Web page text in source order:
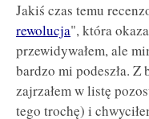
Jakiś czas temu
rewolucja", która
przewidywałem, ale
bardzo mi podeszła. Z
zajrzałem w listę
tego trochę) i